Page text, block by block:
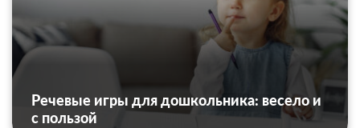
Речевые игры для дошкольника: весело и
с пользой